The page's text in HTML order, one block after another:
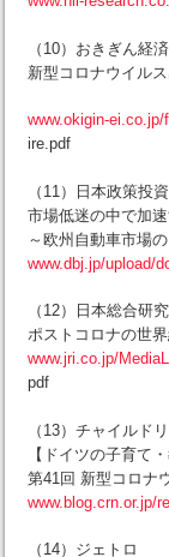
（10）おきぎん経
新型コロナウイル
www.okigin-
ire.pdf
（11）日本政策投
市場低迷の中で加
～欧州自動車市場
www.dbj.jp/upload/
（12）日本総合研
ポストコロナの世
www.jri.co.jp/
pdf
（13）チャイルド
【ドイツの子育て
第41回 新型コロナ
www.blog.crn.or.jp/
（14）ジェトロ